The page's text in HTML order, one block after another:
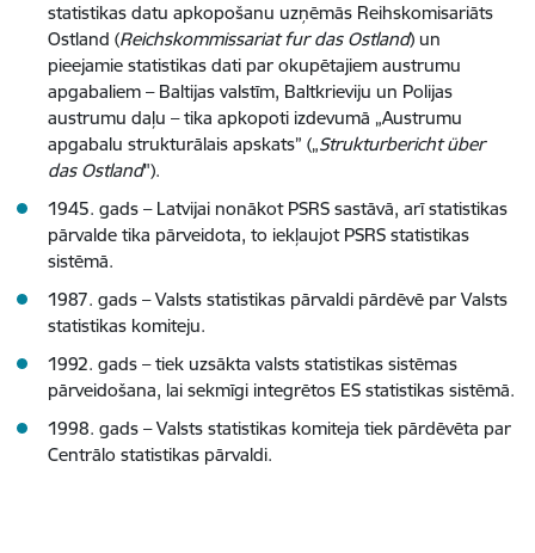
statistikas datu apkopošanu uzņēmās Reihskomisariāts
Ostland (Reichskommissariat fur das Ostland) un
pieejamie statistikas dati par okupētajiem austrumu
apgabaliem – Baltijas valstīm, Baltkrieviju un Polijas
austrumu daļu – tika apkopoti izdevumā „Austrumu
apgabalu strukturālais apskats” („Strukturbericht über
das Ostland").
1945. gads – Latvijai nonākot PSRS sastāvā, arī statistikas
pārvalde tika pārveidota, to iekļaujot PSRS statistikas
sistēmā.
1987. gads – Valsts statistikas pārvaldi pārdēvē par Valsts
statistikas komiteju.
1992. gads – tiek uzsākta valsts statistikas sistēmas
pārveidošana, lai sekmīgi integrētos ES statistikas sistēmā.
1998. gads – Valsts statistikas komiteja tiek pārdēvēta par
Centrālo statistikas pārvaldi.